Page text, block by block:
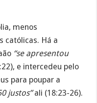
menos
católicas. Há a
“se apresentou
e intercedeu pelo
para poupar a
justos”ali (18:23-26).